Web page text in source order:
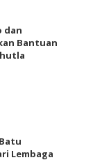
dan
Bantuan
Lembaga